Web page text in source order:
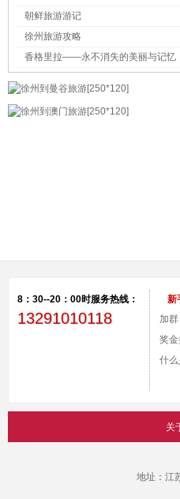
旅行社很规范。导游侯青洋很负责任，
朝鲜旅游游记
徐州旅游攻略
香格里拉——永不消失的美丽与记忆
8：30--20：00时服务热线：
13291010118
新
加
付款
奖
什
关
地址：江